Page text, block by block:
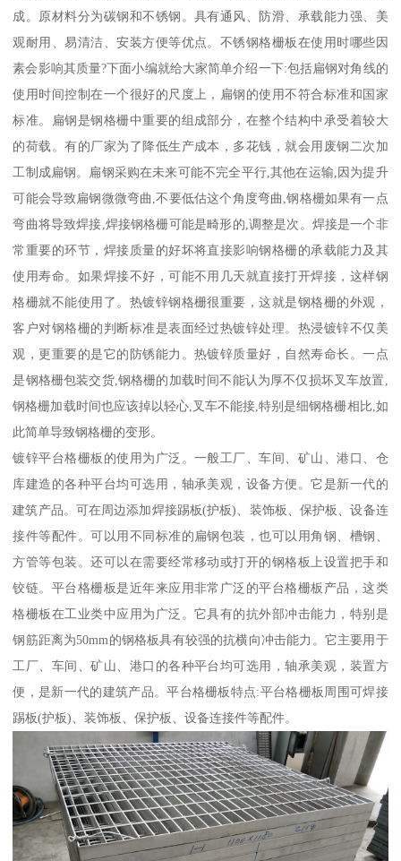
成。原材料分为碳钢和不锈钢。具有通风、防滑、承载能力强、美
观耐用、易清洁、安装方便等优点。不锈钢格栅板在使用时哪些因
素会影响其质量?下面小编就给大家简单介绍一下:包括扁钢对角线的
使用时间控制在一个很好的尺度上，扁钢的使用不符合标准和国家
标准。扁钢是钢格栅中重要的组成部分，在整个结构中承受着较大
的荷载。有的厂家为了降低生产成本，多花钱，就会用废钢二次加
工制成扁钢。扁钢采购在未来可能不完全平行,其他在运输,因为提升
可能会导致扁钢微微弯曲,不要低估这个角度弯曲,钢格栅如果有一点
弯曲将导致焊接,焊接钢格栅可能是畸形的,调整是次。焊接是一个非
常重要的环节，焊接质量的好坏将直接影响钢格栅的承载能力及其
使用寿命。如果焊接不好，可能不用几天就直接打开焊接，这样钢
格栅就不能使用了。热镀锌钢格栅很重要，这就是钢格栅的外观，
客户对钢格栅的判断标准是表面经过热镀锌处理。热浸镀锌不仅美
观，更重要的是它的防锈能力。热镀锌质量好，自然寿命长。一点
是钢格栅包装交货,钢格栅的加载时间不能认为厚不仅损坏叉车放置,
钢格栅加载时间也应该掉以轻心,叉车不能接,特别是细钢格栅相比,如
此简单导致钢格栅的变形。
镀锌平台格栅板的使用为广泛。一般工厂、车间、矿山、港口、仓
库建造的各种平台均可选用，轴承美观，设备方便。它是新一代的
建筑产品。可在周边添加焊接踢板(护板)、装饰板、保护板、设备连
接件等配件。可以用不同标准的扁钢包装，也可以用角钢、槽钢、
方管等包装。还可以在需要经常移动或打开的钢格板上设置把手和
铰链。平台格栅板是近年来应用非常广泛的平台格栅板产品，这类
格栅板在工业类中应用为广泛。它具有的抗外部冲击能力，特别是
钢筋距离为50mm的钢格板具有较强的抗横向冲击能力。它主要用于
工厂、车间、矿山、港口的各种平台均可选用，轴承美观，装置方
便，是新一代的建筑产品。平台格栅板特点:平台格栅板周围可焊接
踢板(护板)、装饰板、保护板、设备连接件等配件。